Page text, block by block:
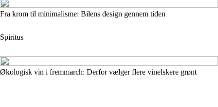
Fra krom til minimalisme: Bilens design gennem tiden
Spiritus
Økologisk vin i fremmarch: Derfor vælger flere vinelskere grønt